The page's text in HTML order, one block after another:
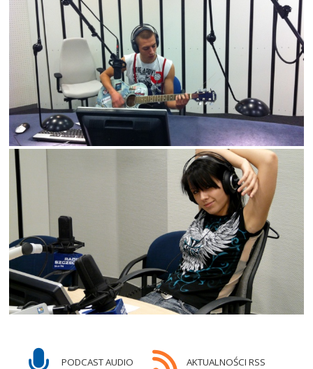
PODCAST AUDIO AKTUALNOŚCI RSS